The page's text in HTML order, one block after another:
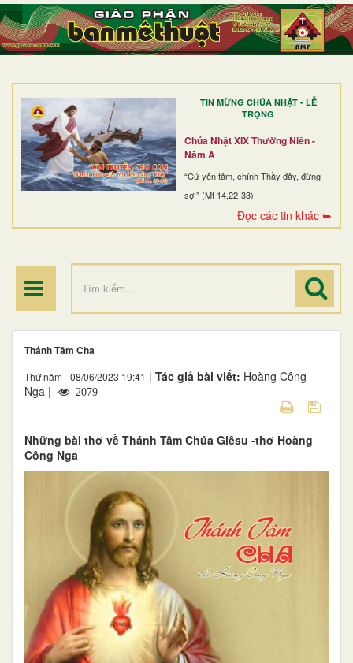
TIN MỪNG CHÚA NHẬT - LỄ
TRỌNG
Chúa Nhật XIX Thường Niên -
Năm A
“Cứ yên tâm, chính Thầy đây, đừng
sợ!” (Mt 14,22-33)
Đọc các tin khác ➥
TRANG NHẤT
GIỚI THIỆU
DÒNG TU
BAN MỤC VỤ
ĐOÀN THỂ CG
ĐIỂM HÀNH HƯƠNG
Thánh Tâm Cha
Thứ năm - 08/06/2023 19:41 | Tác giả bài viết: Hoàng Công
Nga |
2079
Những bài thơ về Thánh Tâm Chúa Giêsu -thơ Hoàng
Công Nga